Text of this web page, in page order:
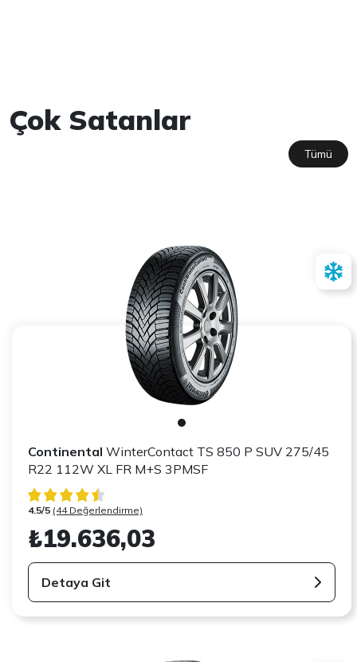
Çok Satanlar
Tümü
Continental WinterContact TS 850 P SUV 275/45
R22 112W XL FR M+S 3PMSF
4.5/5 (44 Değerlendirme)
₺19.636,03
Detaya Git